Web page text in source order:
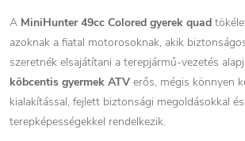
A MiniHunter 49cc Colored gyerek quad
azoknak a fiatal motorosoknak, akik
szeretnék elsajátítani a terepjármű-vezetés
köbcentis gyermek ATV erős, mégis könnyen
kialakítással, fejlett biztonsági megoldásokkal
terepképességekkel rendelkezik.